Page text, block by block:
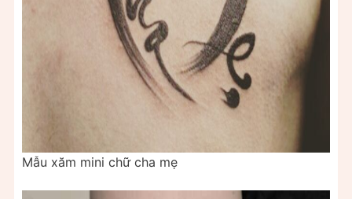
Mẫu xăm mini chữ cha mẹ